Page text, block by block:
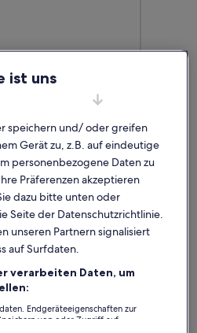
2 - Berghof
Vermieterin. Wir haben uns
sehr ruhig und unweit von
Wir kommen gerne wieder!
Weitere
Unsere
ist uns
speichern und/ oder greifen
Gerät zu, z.B. auf eindeutige
personenbezogene Daten zu
Präferenzen akzeptieren
dazu bitte unten oder
Seite der Datenschutzrichtlinie.
unseren Partnern signalisiert
auf Surfdaten.
verarbeiten Daten, um
Endgeräteeigenschaften zur
von oder Zugriff auf